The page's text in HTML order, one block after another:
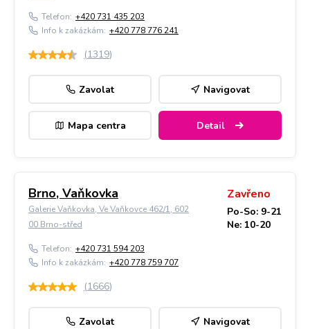
Telefon: +420 731 435 203
Info k zakázkám: +420 778 776 241
(1319)
Zavolat Navigovat
Mapa centra Detail
Brno, Vaňkovka
Galerie Vaňkovka, Ve Vaňkovce 462/1, 602
00 Brno-střed
Zavřeno
Po-So: 9-21
Ne: 10-20
Telefon: +420 731 594 203
Info k zakázkám: +420 778 759 707
(1666)
Zavolat Navigovat